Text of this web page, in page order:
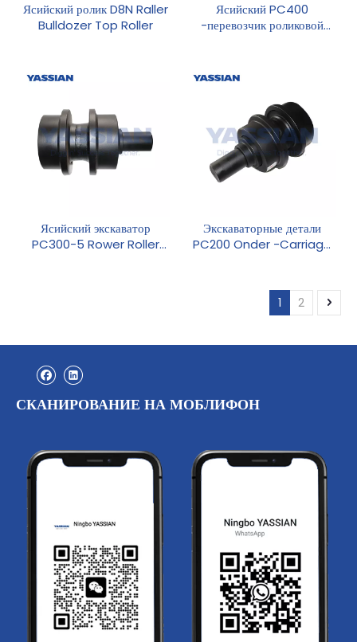
Ясийский ролик D8N Raller
Bulldozer Top Roller
Ясийский PC400
-перевозчик роликовой
Ясийский экскаватор
PC300-5 Rower Roller
Экскаваторные детали
PC200 Onder -Carriage
1 2
СКАНИРОВАНИЕ НА МОБЛИФОН